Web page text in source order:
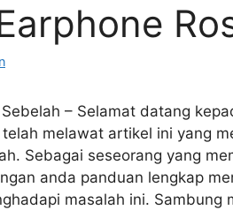
– Selamat datang
melawat artikel ini yang
Sebagai seseorang yang
anda panduan lengkap
masalah ini. Sambung